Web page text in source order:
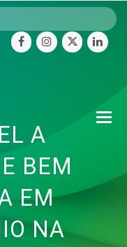
facebookinstagram
twitter
A
BEM
EM
NA